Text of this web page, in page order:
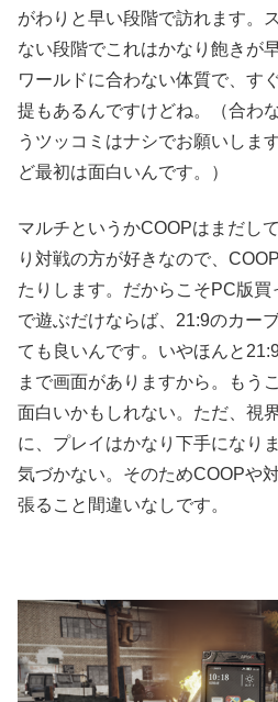
がわりと早い段階で訪れます。
ない段階でこれはかなり飽きが
ワールドに合わない体質で、す
提もあるんですけどね。（合わ
うツッコミはナシでお願いしま
ど最初は面白いんです。）
マルチというかCOOPはまだし
り対戦の方が好きなので、
たりします。だからこそPC版買
で遊ぶだけならば、21:9のカー
ても良いんです。いやほんと
まで画面がありますから。もう
面白いかもしれない。ただ、視
に、プレイはかなり下手になり
気づかない。そのためCOOPや
張ること間違いなしです。